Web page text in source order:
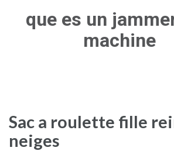
que es un
machine
Sac a roulette fille
neiges